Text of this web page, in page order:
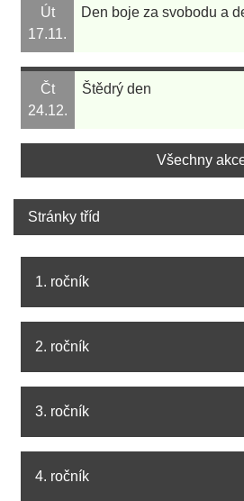
Út
17.11.
Den boje za svobodu a
Čt
24.12.
Štědrý den
Všechny
Stránky tříd
1. ročník
2. ročník
3. ročník
4. ročník